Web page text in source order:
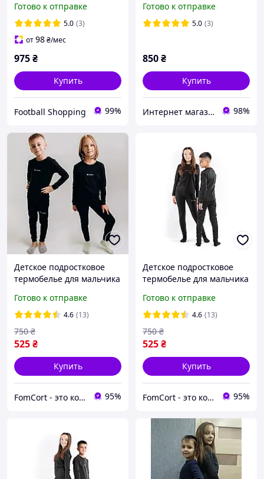
Готово к отправке
5.0 (3)
от98₴/мес
975₴
Купить
Football Shopping 99%
термо для футболістів/
термобілизна
Готово к отправке
5.0 (3)
850₴
Купить
Интернет магазин футбольной атрибутики и аксессуаров 98%
Детское подростковое
термобелье для мальчика
детей зимнее Columbia
Коламбия для футбола
Готово к отправке
4.6 (13)
525₴
750 ₴
Купить
FomCort - это комфортно! 95%
Детское подростковое
термобелье для мальчика
детей зимнее Columbia
Коламбия для футбола
Готово к отправке
4.6 (13)
525₴
750 ₴
Купить
FomCort - это комфортно! 95%